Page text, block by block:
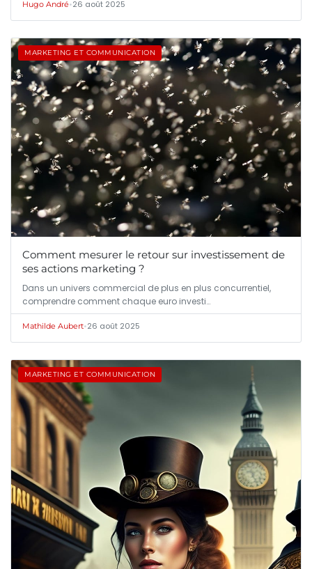
Hugo André•26 août 2025
MARKETING ET COMMUNICATION
Comment mesurer le retour sur investissement de
ses actions marketing ?
Dans un univers commercial de plus en plus concurrentiel,
comprendre comment chaque euro investi…
Mathilde Aubert•26 août 2025
MARKETING ET COMMUNICATION